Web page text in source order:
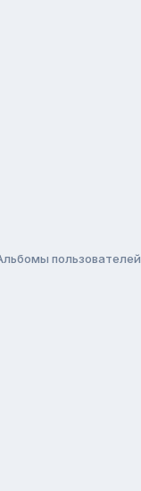
пользователей